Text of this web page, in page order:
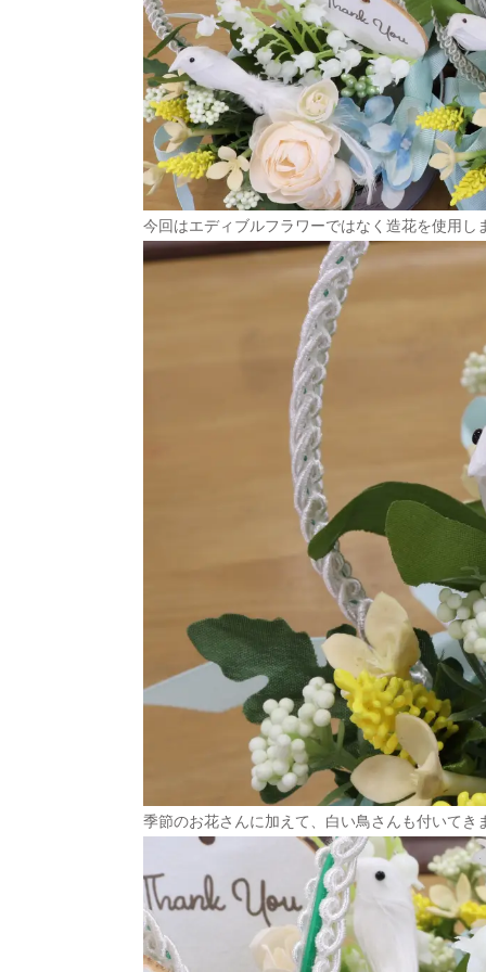
今回はエディブルフラワーではなく造花を使用し
季節のお花さんに加えて、白い鳥さんも付いてき